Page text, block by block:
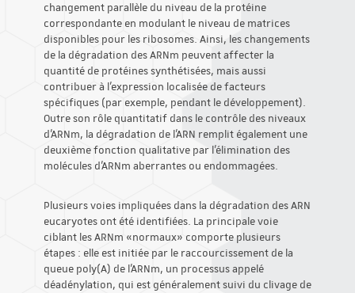
changement parallèle du niveau de la protéine
correspondante en modulant le niveau de matrices
disponibles pour les ribosomes. Ainsi, les changements
de la dégradation des ARNm peuvent affecter la
quantité de protéines synthétisées, mais aussi
contribuer à l'expression localisée de facteurs
spécifiques (par exemple, pendant le développement).
Outre son rôle quantitatif dans le contrôle des niveaux
d'ARNm, la dégradation de l'ARN remplit également une
deuxième fonction qualitative par l'élimination des
molécules d'ARNm aberrantes ou endommagées.
Plusieurs voies impliquées dans la dégradation des ARN
eucaryotes ont été identifiées. La principale voie
ciblant les ARNm «normaux» comporte plusieurs
étapes : elle est initiée par le raccourcissement de la
queue poly(A) de l'ARNm, un processus appelé
déadénylation, qui est généralement suivi du clivage de